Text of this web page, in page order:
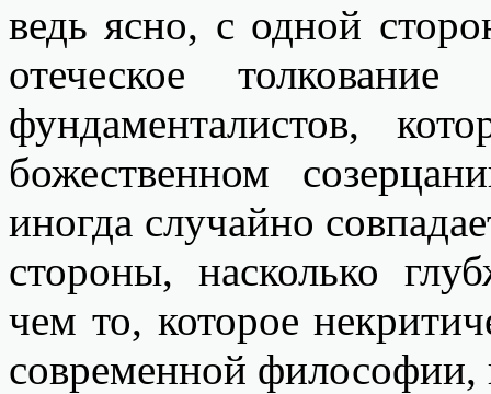
ведь ясно, с одной
отеческое
фундаменталистов,
божественном
иногда случайно
стороны, насколько
чем то, которое
современной философии,